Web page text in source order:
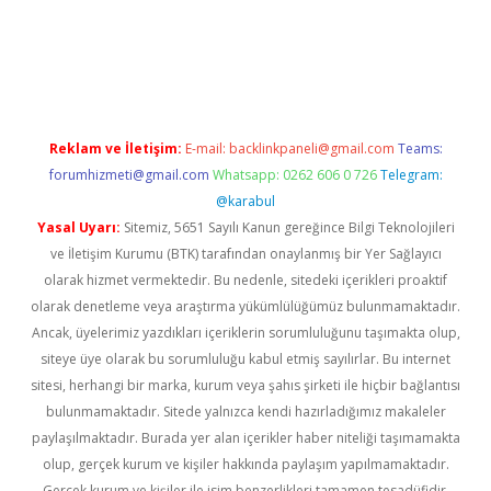
Reklam ve İletişim: E-mail: backlinkpaneli@gmail.com Teams:
forumhizmeti@gmail.com Whatsapp: 0262 606 0 726 Telegram:
@karabul
Yasal Uyarı: Sitemiz, 5651 Sayılı Kanun gereğince Bilgi Teknolojileri
ve İletişim Kurumu (BTK) tarafından onaylanmış bir Yer Sağlayıcı
olarak hizmet vermektedir. Bu nedenle, sitedeki içerikleri proaktif
olarak denetleme veya araştırma yükümlülüğümüz bulunmamaktadır.
Ancak, üyelerimiz yazdıkları içeriklerin sorumluluğunu taşımakta olup,
siteye üye olarak bu sorumluluğu kabul etmiş sayılırlar. Bu internet
sitesi, herhangi bir marka, kurum veya şahıs şirketi ile hiçbir bağlantısı
bulunmamaktadır. Sitede yalnızca kendi hazırladığımız makaleler
paylaşılmaktadır. Burada yer alan içerikler haber niteliği taşımamakta
olup, gerçek kurum ve kişiler hakkında paylaşım yapılmamaktadır.